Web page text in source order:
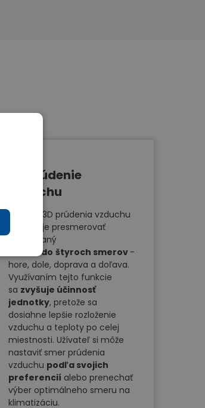
3D prúdenie
vzduchu
Funkcia 3D prúdenia vzduchu
umožňuje presmerovať
vyfukovaný
vzduchdo štyroch smerov -
hore, dole, doprava a doľava.
Využívaním tejto funkcie
sa zvyšuje účinnosť
jednotky, pretože sa
dosiahne lepšie rozloženie
vzduchu a teploty po celej
miestnosti. Užívateľ si môže
nastaviť smer prúdenia
vzduchu podľa svojich
preferencií alebo prenechať
výber optimálneho smeru na
klimatizáciu.